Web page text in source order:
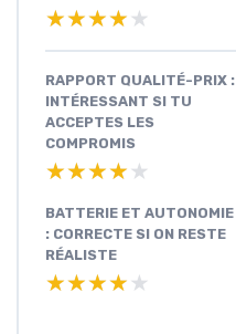
★★★★★
★★★★★
RAPPORT QUALITÉ-PRIX :
INTÉRESSANT SI TU
ACCEPTES LES
COMPROMIS
★★★★★
★★★★★
BATTERIE ET AUTONOMIE
: CORRECTE SI ON RESTE
RÉALISTE
★★★★★
★★★★★